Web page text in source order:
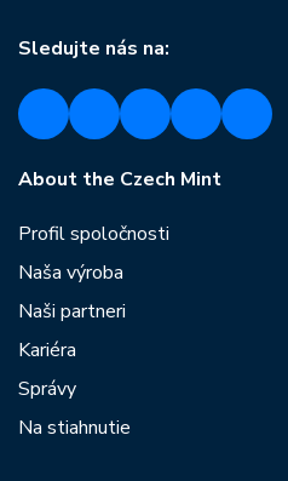
Sledujte nás na:
About the Czech Mint
Profil spoločnosti
Naša výroba
Naši partneri
Kariéra
Správy
Na stiahnutie